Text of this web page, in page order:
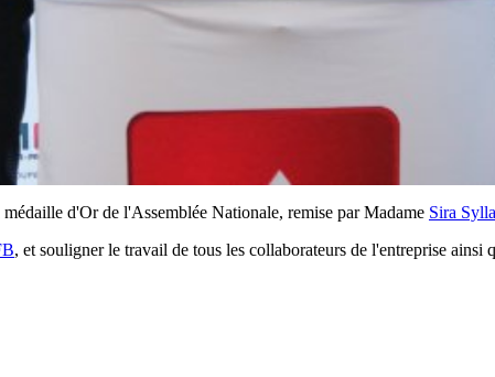
d'Or de l'Assemblée Nationale, remise par Madame Sira Sylla
, et souligner le travail de tous les collaborateurs de l'entreprise ainsi